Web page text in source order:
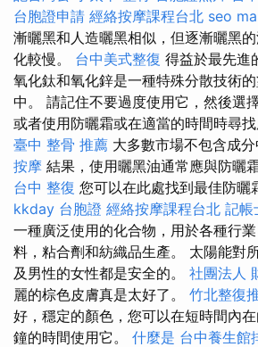
台胞證申請 經絡按摩課程台北 seo
漸曬黑和人造曬黑相似，但逐漸曬黑
化較慢。 台中美式整復 得益於最先進
氧化鈦和氧化鋅是一種特殊分散技術
中。 請記住不要過度使用它，然後選
或者使用防曬霜或在適當的時間時尋找
臺中 整骨 推薦 大多數市場不包含成分
按摩 結果，使用曬黑油通常應與防曬
台中 整復 您可以在此處找到最佳防曬
kkday 台胞證 經絡按摩課程台北 記帳
一種廣泛使用的化合物，用於各種行
料，粘合劑和紡織品生產。 太陽能對
及男性的女性都是安全的。 社團法人
麗的棕色皮膚真是太好了。 竹北整復
好，穩定的顏色，您可以在短時間內
鐘的時間使用它。 什麼是 台中養生館